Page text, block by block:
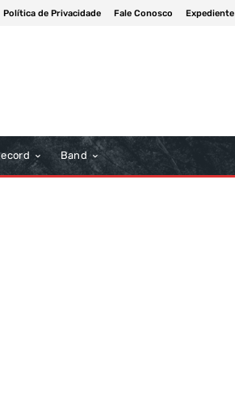
Política de Privacidade Fale Conosco Expediente
Band